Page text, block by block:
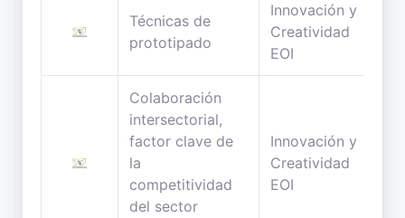
Técnicas de
prototipado
Innovación y
Creatividad
EOI
Colaboración
intersectorial,
factor clave de
la
competitividad
del sector
Innovación y
Creatividad
EOI